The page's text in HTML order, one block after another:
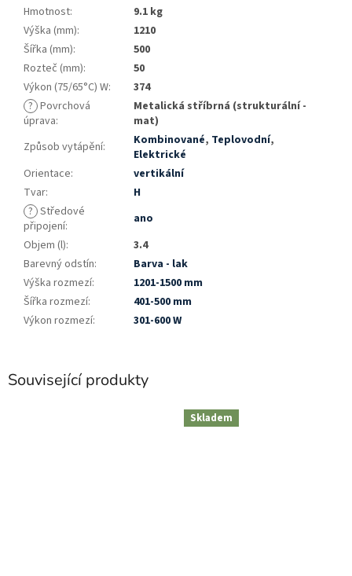
Související produkty
Skladem
Hmotnost:
9.1 kg
Výška (mm):
1210
Šířka (mm):
500
Rozteč (mm):
50
Výkon (75/65°C) W:
374
? Povrchová
úprava:
Metalická stříbrná (strukturální -
mat)
Způsob vytápění: Kombinované, Teplovodní,
Elektrické
Orientace:
vertikální
Tvar:
H
? Středové
připojení:
ano
Objem (l):
3.4
Barevný odstín:
Barva - lak
Výška rozmezí:
1201-1500 mm
Šířka rozmezí:
401-500 mm
Výkon rozmezí: 301-600 W